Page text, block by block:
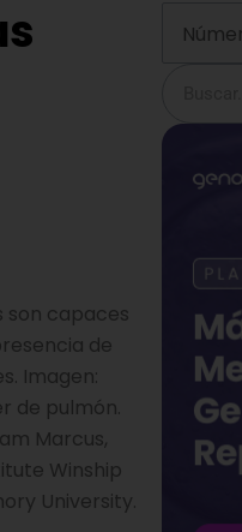
son capaces
de
Imagen:
de pulmón.
Marcus,
Winship
University.